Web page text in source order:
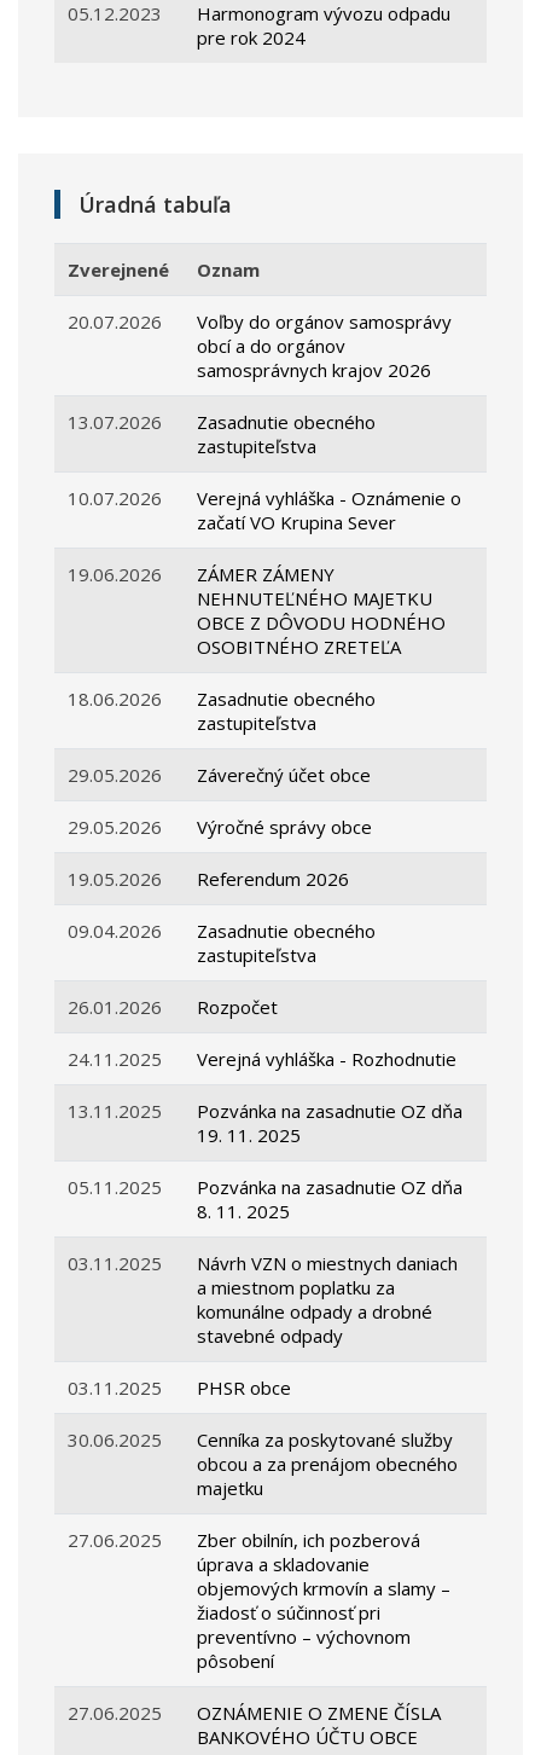
05.12.2023
Harmonogram vývozu odpadu
pre rok 2024
Úradná tabuľa
Zverejnené Oznam
20.07.2026
Voľby do orgánov samosprávy
obcí a do orgánov
samosprávnych krajov 2026
13.07.2026
Zasadnutie obecného
zastupiteľstva
10.07.2026
Verejná vyhláška - Oznámenie o
začatí VO Krupina Sever
19.06.2026
ZÁMER ZÁMENY
NEHNUTEĽNÉHO MAJETKU
OBCE Z DÔVODU HODNÉHO
OSOBITNÉHO ZRETEĽA
18.06.2026
Zasadnutie obecného
zastupiteľstva
29.05.2026 Záverečný účet obce
29.05.2026 Výročné správy obce
19.05.2026 Referendum 2026
09.04.2026
Zasadnutie obecného
zastupiteľstva
26.01.2026 Rozpočet
24.11.2025 Verejná vyhláška - Rozhodnutie
13.11.2025
Pozvánka na zasadnutie OZ dňa
19. 11. 2025
05.11.2025
Pozvánka na zasadnutie OZ dňa
8. 11. 2025
03.11.2025
Návrh VZN o miestnych daniach
a miestnom poplatku za
komunálne odpady a drobné
stavebné odpady
03.11.2025 PHSR obce
30.06.2025
Cenníka za poskytované služby
obcou a za prenájom obecného
majetku
27.06.2025
Zber obilnín, ich pozberová
úprava a skladovanie
objemových krmovín a slamy –
žiadosť o súčinnosť pri
preventívno – výchovnom
pôsobení
27.06.2025
OZNÁMENIE O ZMENE ČÍSLA
BANKOVÉHO ÚČTU OBCE